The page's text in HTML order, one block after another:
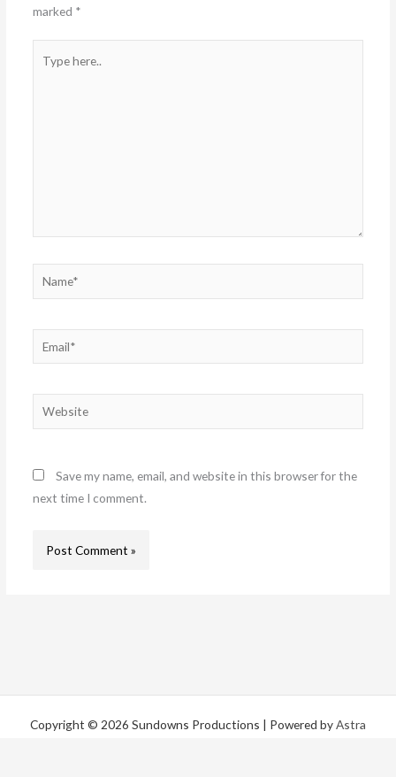
marked *
here..
Name*
Email*
Website
Save my name, email, and website in this browser for the
next time I comment.
Copyright © 2026 Sundowns Productions | Powered byAstra